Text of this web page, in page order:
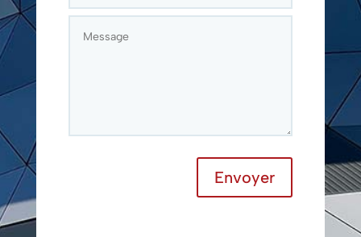
Envoyer